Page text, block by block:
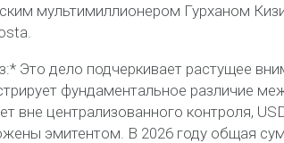
мультимиллионером Гурханом
Это дело подчеркивает растущее
фундаментальное различие
вне централизованного контроля,
эмитентом. В 2026 году общая